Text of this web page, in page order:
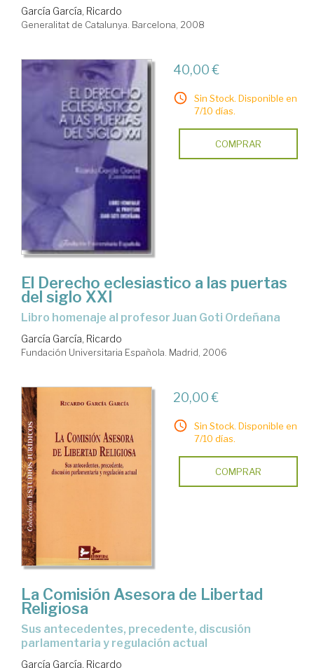
García García, Ricardo
Generalitat de Catalunya. Barcelona, 2008
40,00 €
Sin Stock. Disponible en
7/10 días.
COMPRAR
El Derecho eclesiastico a las puertas
del siglo XXI
libro homenaje al profesor Juan Goti Ordeñana
García García, Ricardo
Fundación Universitaria Española. Madrid, 2006
20,00 €
Sin Stock. Disponible en
7/10 días.
COMPRAR
La Comisión Asesora de Libertad
Religiosa
sus antecedentes, precedente, discusión
parlamentaria y regulación actual
García García, Ricardo